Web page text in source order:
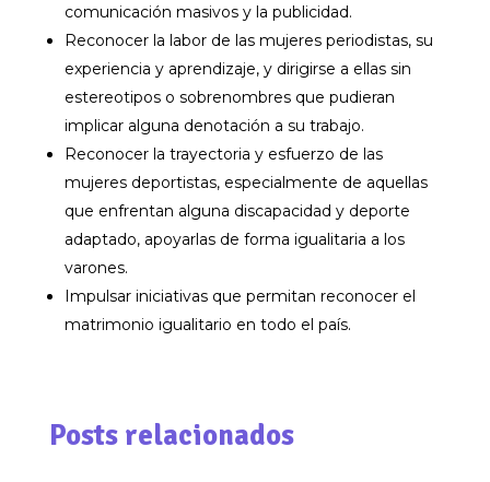
comunicación masivos y la publicidad.
Reconocer la labor de las mujeres periodistas, su
experiencia y aprendizaje, y dirigirse a ellas sin
estereotipos o sobrenombres que pudieran
implicar alguna denotación a su trabajo.
Reconocer la trayectoria y esfuerzo de las
mujeres deportistas, especialmente de aquellas
que enfrentan alguna discapacidad y deporte
adaptado, apoyarlas de forma igualitaria a los
varones.
Impulsar iniciativas que permitan reconocer el
matrimonio igualitario en todo el país.
Posts relacionados